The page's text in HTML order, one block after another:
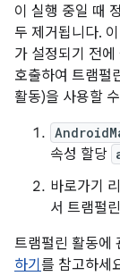
이 실행 중일 때
두 제거됩니다.
가 설정되기 전
호출하여 트램펄
활동)을 사용할
속성 할당
바로가기
서 트램펄
트램펄린 활동에
하기 를 참고하세